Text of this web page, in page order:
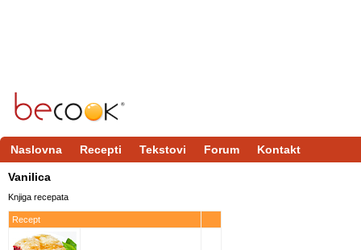
Naslovna Recepti Tekstovi Forum Kontakt
Vanilica
Knjiga recepata
Recept